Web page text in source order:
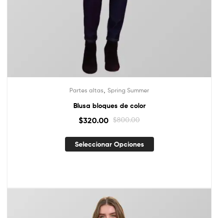
Partes altas Spring Summer
Blusa bloques de color
$800.00
$320.00
Seleccionar Opciones